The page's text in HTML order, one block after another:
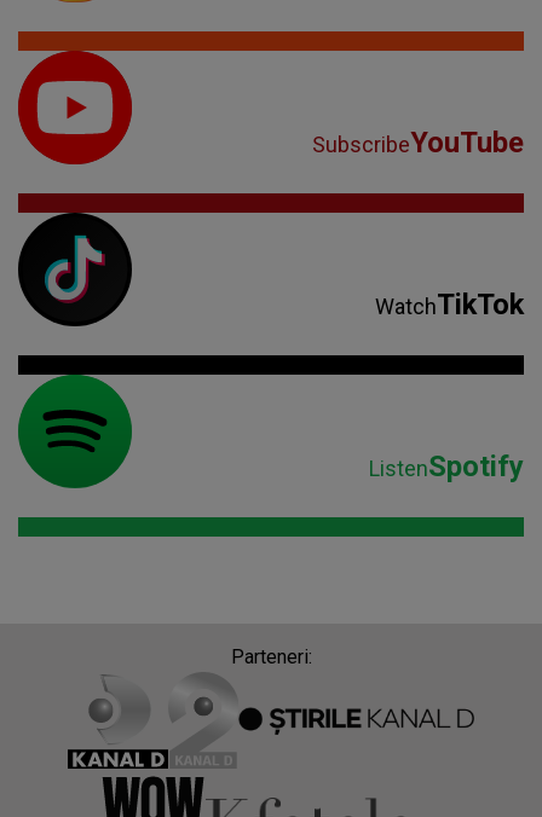
SubscribeYouTube
WatchTikTok
ListenSpotify
Parteneri: